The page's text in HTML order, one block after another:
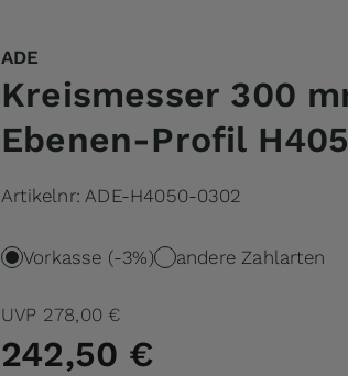
ADE
Kreismesser 300
Ebenen-Profil
Artikelnr:ADE-H4050-0302
Vorkasse (-3%) andere Zahlarten
UVP 278,00 €
242,50 €